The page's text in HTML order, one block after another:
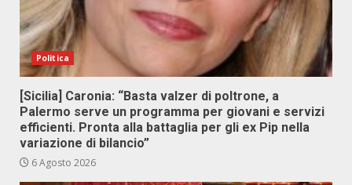
Politica
[Sicilia] Caronia: “Basta valzer di poltrone, a
Palermo serve un programma per giovani e servizi
efficienti. Pronta alla battaglia per gli ex Pip nella
variazione di bilancio”
6 Agosto 2026